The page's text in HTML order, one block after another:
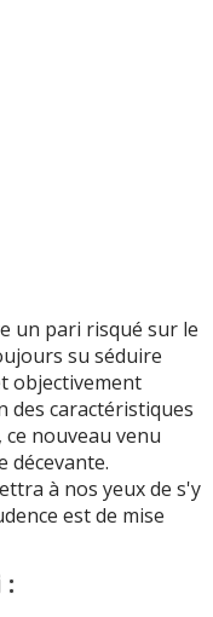
un pari risqué sur le
su séduire
objectivement
des caractéristiques
nouveau venu
décevante.
à nos yeux de s'y
est de mise